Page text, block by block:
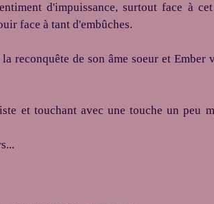
d'impuissance, surtout face à
face à tant d'embûches.
reconquête de son âme soeur et Ember
et touchant avec une touche un peu